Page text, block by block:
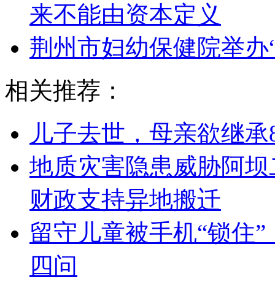
来不能由资本定义
荆州市妇幼保健院举
相关推荐：
儿子去世，母亲欲继
地质灾害隐患威胁阿
财政支持异地搬迁
留守儿童被手机“锁住
四问